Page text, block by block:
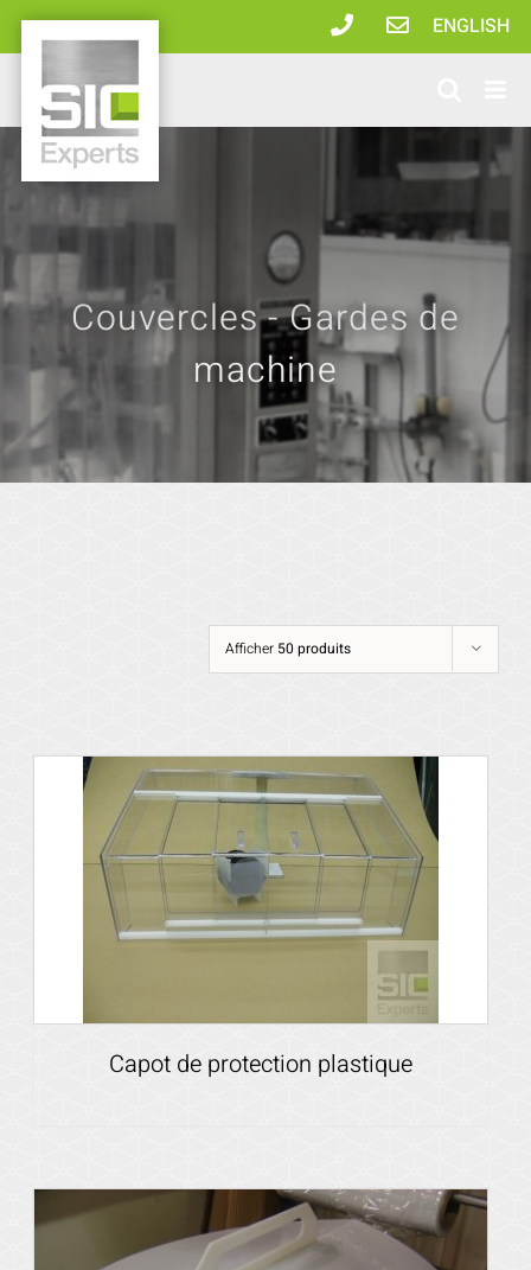
Passer
au
contenu
ENGLISH
Couvercles - Gardes de
machine
Afficher 50 produits
Voir les détails
Capot de protection plastique